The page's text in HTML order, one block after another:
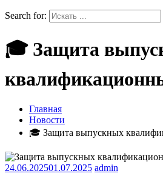
Search for:
🎓 Защита
Главная
Новости
🎓 Защита выпускных
24.06.202501.07.2025 admin